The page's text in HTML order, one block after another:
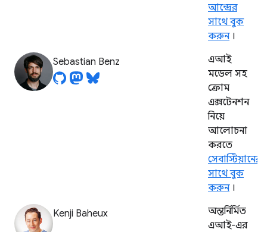
আন্দ্রের
সাথে বুক
করুন।
Sebastian Benz
এআই
মডেল সহ
ক্রোম
এক্সটেনশন
নিয়ে
আলোচনা
করতে
সেবাস্টিয়ানের
সাথে বুক
করুন।
Kenji Baheux
অন্তর্নির্মিত
এআই-এর